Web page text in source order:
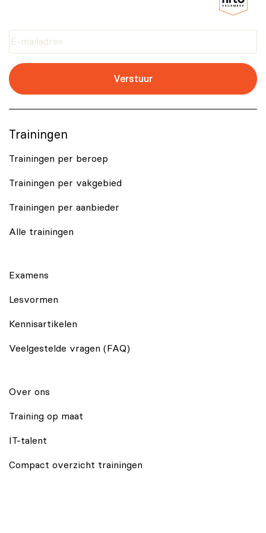
Verstuur
Trainingen
Trainingen per beroep
Trainingen per vakgebied
Trainingen per aanbieder
Alle trainingen
Examens
Lesvormen
Kennisartikelen
Veelgestelde vragen (FAQ)
Over ons
Training op maat
IT-talent
Compact overzicht trainingen